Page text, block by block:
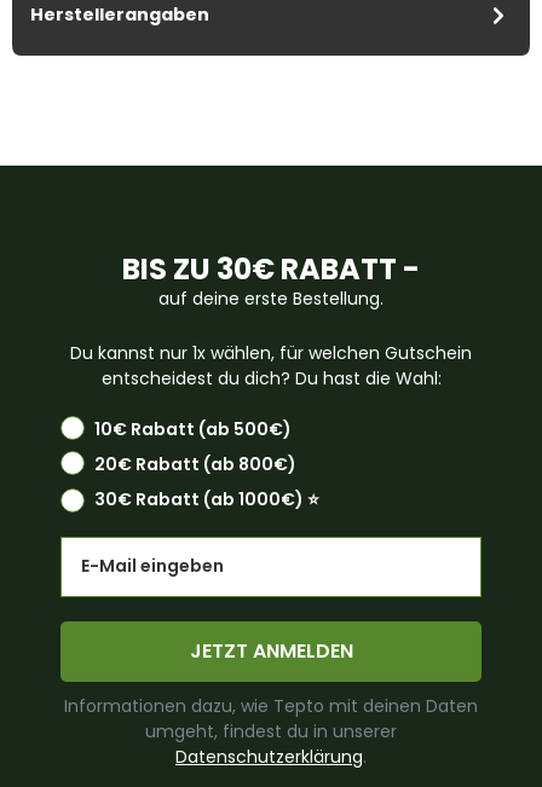
Herstellerangaben
BIS ZU 30€ RABATT -
auf deine erste Bestellung.
Du kannst nur 1x wählen, für welchen Gutschein
entscheidest du dich? Du hast die Wahl:
10€ Rabatt (ab 500€)
20€ Rabatt (ab 800€)
30€ Rabatt (ab 1000€) ⭐️
JETZT ANMELDEN
Informationen dazu, wie Tepto mit deinen Daten
umgeht, findest du in unserer
Datenschutzerklärung.